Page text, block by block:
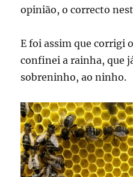
opinião, o correcto
E foi assim que corrigi
confinei a rainha, que
sobreninho, ao ninho.